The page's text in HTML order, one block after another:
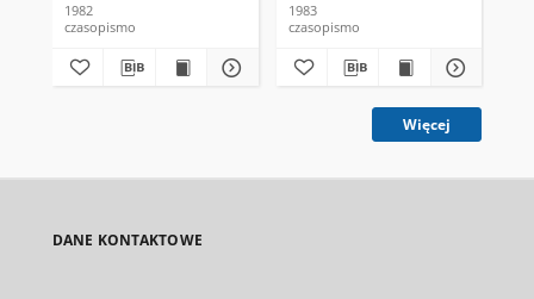
1982
czasopismo
1983
czasopismo
Więcej
DANE KONTAKTOWE